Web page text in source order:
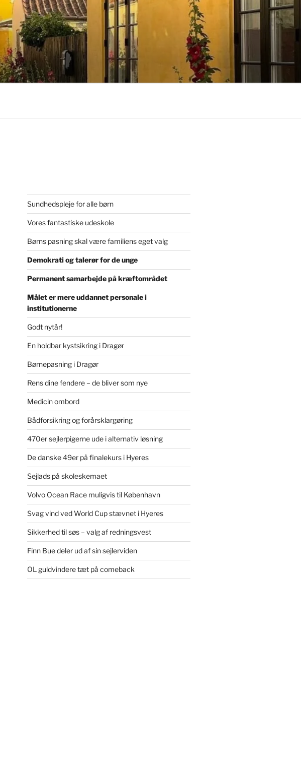
Sundhedspleje for alle børn
Vores fantastiske udeskole
Børns pasning skal være familiens eget valg
Demokrati og talerør for de unge
Permanent samarbejde på kræftområdet
Målet er mere uddannet personale i
institutionerne
Godt nytår!
En holdbar kystsikring i Dragør
Børnepasning i Dragør
Rens dine fendere – de bliver som nye
Medicin ombord
Bådforsikring og forårsklargøring
470er sejlerpigerne ude i alternativ løsning
De danske 49er på finalekurs i Hyeres
Sejlads på skoleskemaet
Volvo Ocean Race muligvis til København
Svag vind ved World Cup stævnet i Hyeres
Sikkerhed til søs – valg af redningsvest
Finn Bue deler ud af sin sejlerviden
OL guldvindere tæt på comeback